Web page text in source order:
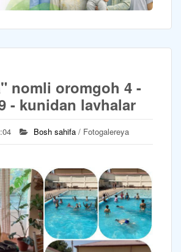
nomli oromgoh 4 -
- kunidan lavhalar
Bosh sahifa / Fotogalereya